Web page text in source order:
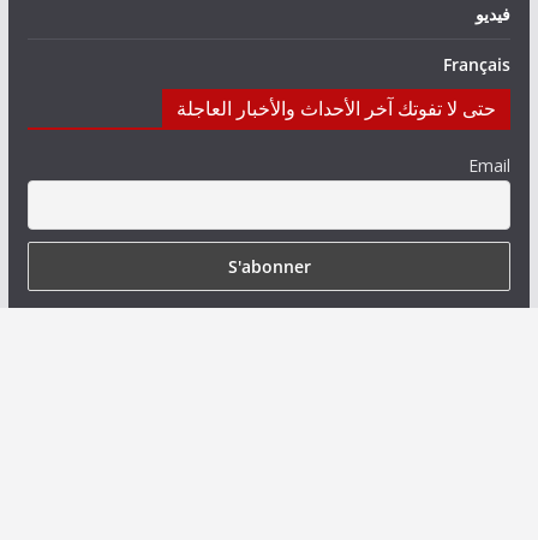
فيديو
Français
حتى لا تفوتك آخر الأحداث والأخبار العاجلة
Email